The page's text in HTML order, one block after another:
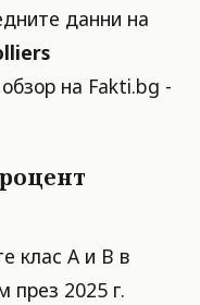
данни на
на Fakti.bg -
клас A и B в
през 2025 г.